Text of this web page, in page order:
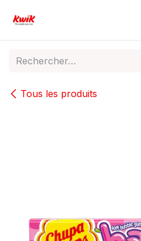
Tous les produits